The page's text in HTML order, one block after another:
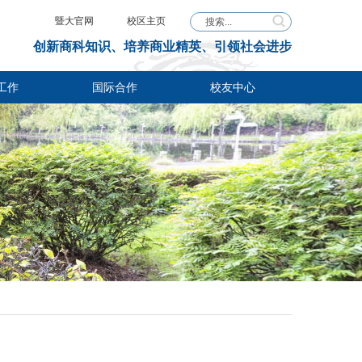
暨大官网 校区主页
创新商科知识、培养商业精英、引领社会进步
作 国际合作 校友中心